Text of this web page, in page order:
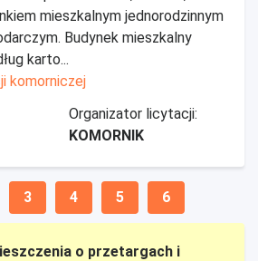
mieszkalnym jednorodzinnym
Budynek mieszkalny
karto...
komorniczej
Organizator licytacji:
KOMORNIK
3 4 5 6
o przetargach i